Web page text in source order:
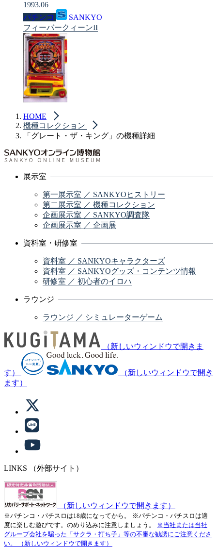
1993.06
パチンコ
SANKYO
フィーバークィーンII
HOME
機種コレクション
「グレート・ザ・キング」の機種詳細
展示室
第一展示室 ／ SANKYOヒストリー
第二展示室 ／ 機種コレクション
企画展示室 ／ SANKYO調査隊
企画展示室 ／ 企画展
資料室・研修室
資料室 ／ SANKYOキャラクターズ
資料室 ／ SANKYOグッズ・コンテンツ情報
研修室 ／ 初心者のイロハ
ラウンジ
ラウンジ ／ シミュレーターゲーム
（新しいウィンドウで開きま
す）
（新しいウィンドウで開き
ます）
LINKS （外部サイト）
（新しいウィンドウで開きます）
※パチンコ・パチスロは18歳になってから。
※パチンコ・パチスロは適
度に楽しむ遊びです。のめり込みに注意しましょう。
※当社または当社
グループ会社を騙った「サクラ・打ち子」等の不審な勧誘にご注意くださ
い。
（新しいウィンドウで開きます）